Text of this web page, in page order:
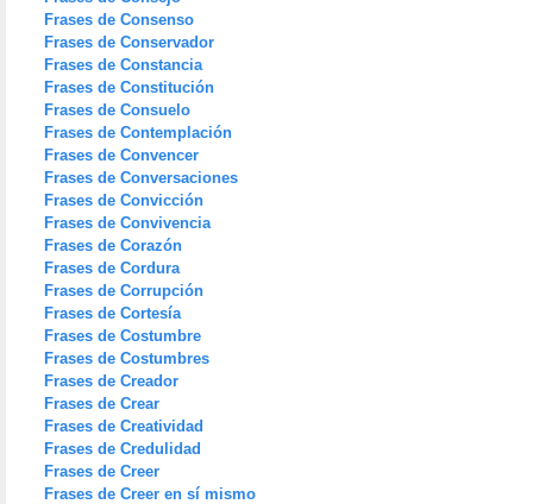
Frases de Consenso
Frases de Conservador
Frases de Constancia
Frases de Constitución
Frases de Consuelo
Frases de Contemplación
Frases de Convencer
Frases de Conversaciones
Frases de Convicción
Frases de Convivencia
Frases de Corazón
Frases de Cordura
Frases de Corrupción
Frases de Cortesía
Frases de Costumbre
Frases de Costumbres
Frases de Creador
Frases de Crear
Frases de Creatividad
Frases de Credulidad
Frases de Creer
Frases de Creer en sí mismo